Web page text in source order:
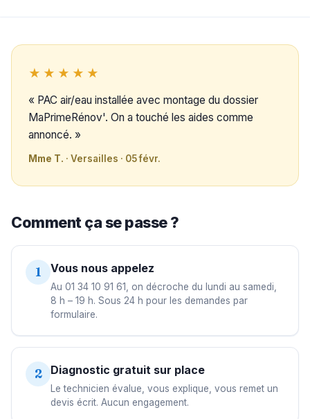
★★★★★
« PAC air/eau installée avec montage du dossier
MaPrimeRénov'. On a touché les aides comme
annoncé. »
Mme T. · Versailles · 05 févr.
Comment ça se passe ?
1 Vous nous appelez
Au 01 34 10 91 61, on décroche du lundi au samedi,
8 h – 19 h. Sous 24 h pour les demandes par
formulaire.
2 Diagnostic gratuit sur place
Le technicien évalue, vous explique, vous remet un
devis écrit. Aucun engagement.